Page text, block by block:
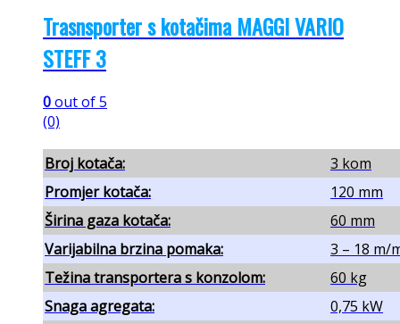
Trasnsporter s kotačima MAGGI VARIO
STEFF 3
0out of 5
(0)
Broj kotača:
3 kom
Promjer kotača:
120 mm
Širina gaza kotača:
60 mm
Varijabilna brzina pomaka:
3 – 18 m/
Težina transportera s konzolom:
60 kg
Snaga agregata:
0,75 kW